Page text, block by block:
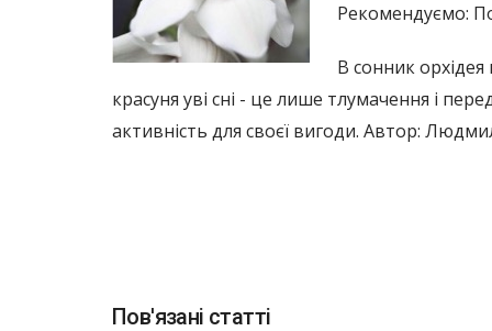
Рекомендуємо:
В сонник
красуня уві сні - це лише тлумачення і
активність для своєї вигоди. Автор:
Пов'язані статті